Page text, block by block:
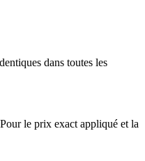
dans toutes les
le prix exact appliqué et la